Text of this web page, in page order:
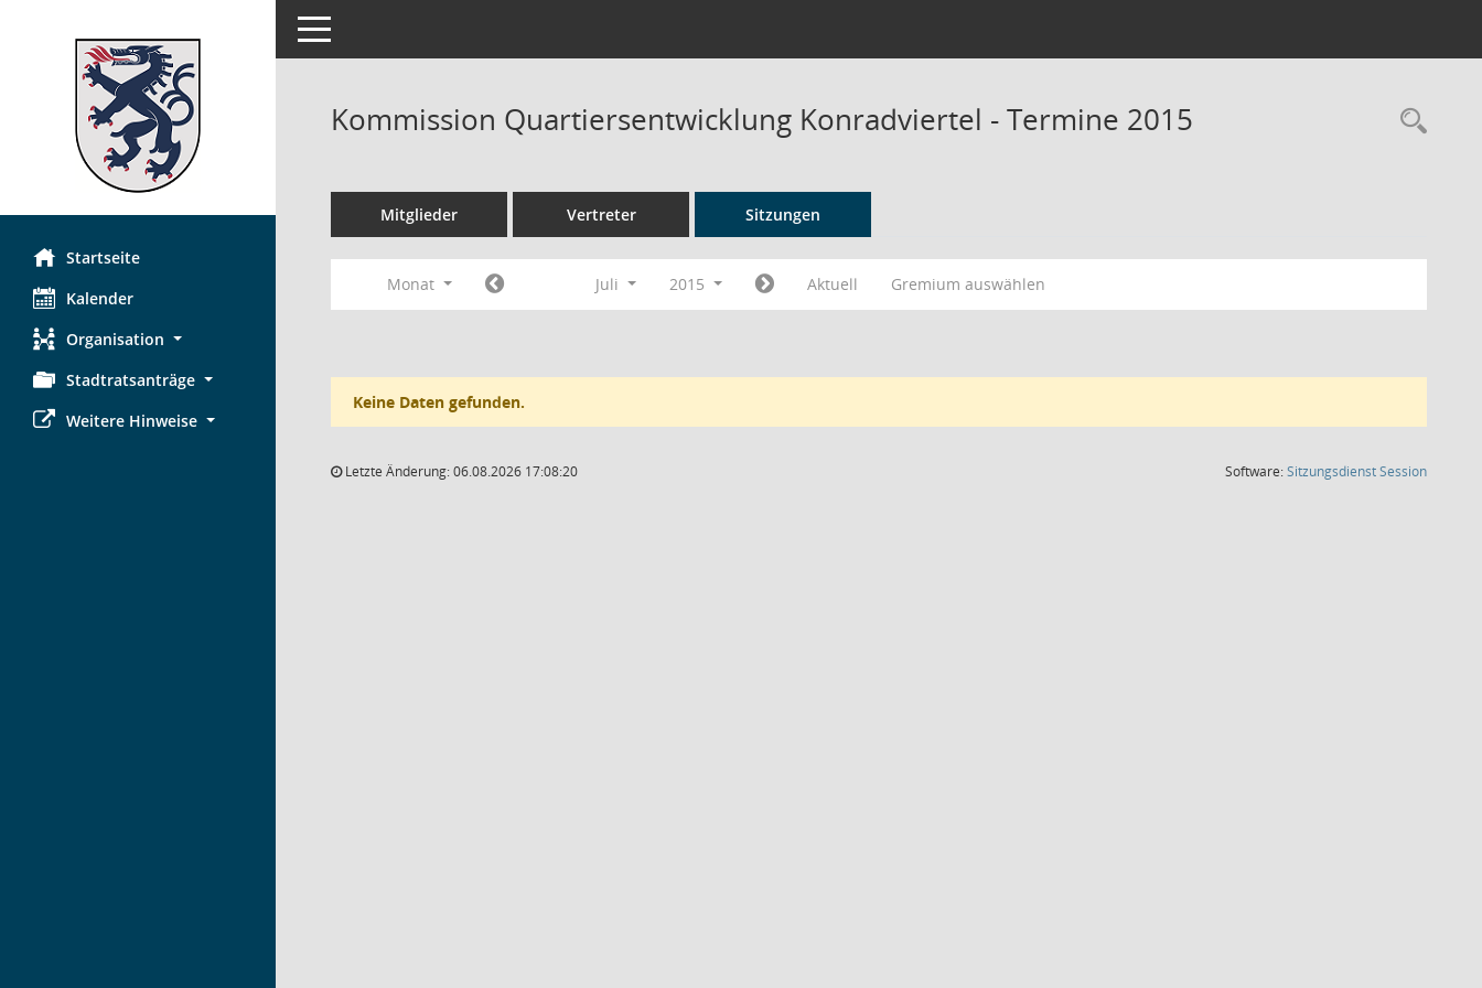
Startseite
Kalender
Organisation
Stadtratsanträge
Weitere Hinweise
Toggle navigation
Kommission Quartiersentwicklung Konradviertel - Termine 2015
Mitglieder Vertreter Sitzungen
Monat Juli 2015 Aktuell Gremium auswählen
Keine Daten gefunden.
Letzte Änderung: 06.08.2026 17:08:20 Software:SitzungsdienstSession(Wird in